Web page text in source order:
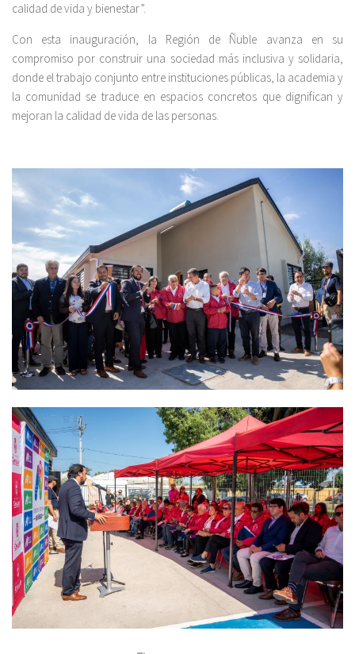
calidad de vida y bienestar”.
Con esta inauguración, la Región de Ñuble avanza en su
compromiso por construir una sociedad más inclusiva y solidaria,
donde el trabajo conjunto entre instituciones públicas, la academia y
la comunidad se traduce en espacios concretos que dignifican y
mejoran la calidad de vida de las personas.